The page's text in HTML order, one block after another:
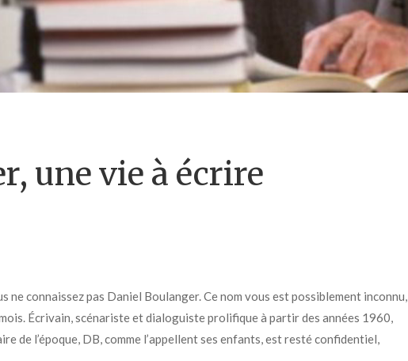
une vie à écrire
ne connaissez pas Daniel Boulanger. Ce nom vous est possiblement inconnu,
Écrivain, scénariste et dialoguiste prolifique à partir des années 1960,
de l’époque, DB, comme l’appellent ses enfants, est resté confidentiel,